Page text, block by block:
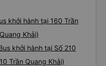
khởi hành tại 160 Trần
Khải)
khởi hành tại Số 210
Trần Quang Khải)